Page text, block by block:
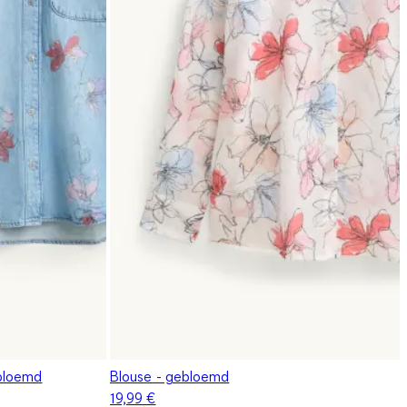
Blouse - gebloemd
19,99 €